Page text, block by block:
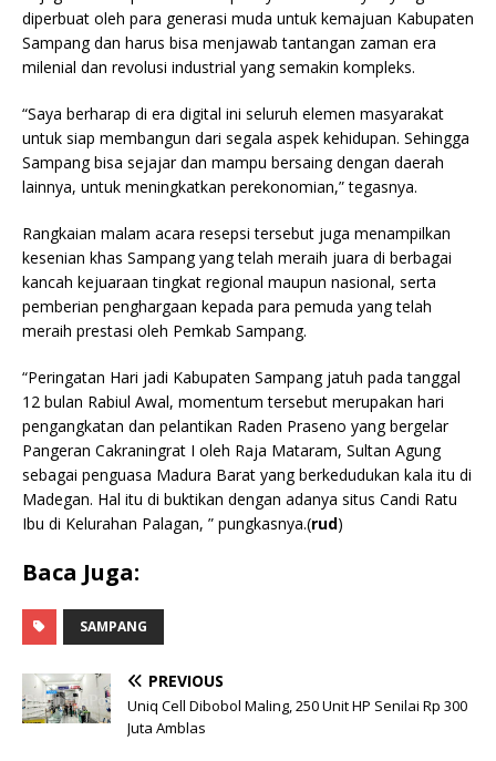
diperbuat oleh para generasi muda untuk kemajuan Kabupaten
Sampang dan harus bisa menjawab tantangan zaman era
milenial dan revolusi industrial yang semakin kompleks.
“Saya berharap di era digital ini seluruh elemen masyarakat
untuk siap membangun dari segala aspek kehidupan. Sehingga
Sampang bisa sejajar dan mampu bersaing dengan daerah
lainnya, untuk meningkatkan perekonomian,” tegasnya.
Rangkaian malam acara resepsi tersebut juga menampilkan
kesenian khas Sampang yang telah meraih juara di berbagai
kancah kejuaraan tingkat regional maupun nasional, serta
pemberian penghargaan kepada para pemuda yang telah
meraih prestasi oleh Pemkab Sampang.
“Peringatan Hari jadi Kabupaten Sampang jatuh pada tanggal
12 bulan Rabiul Awal, momentum tersebut merupakan hari
pengangkatan dan pelantikan Raden Praseno yang bergelar
Pangeran Cakraningrat I oleh Raja Mataram, Sultan Agung
sebagai penguasa Madura Barat yang berkedudukan kala itu di
Madegan. Hal itu di buktikan dengan adanya situs Candi Ratu
Ibu di Kelurahan Palagan, ” pungkasnya.(rud)
Baca Juga:
SAMPANG
PREVIOUS
Uniq Cell Dibobol Maling, 250 Unit HP Senilai Rp 300
Juta Amblas